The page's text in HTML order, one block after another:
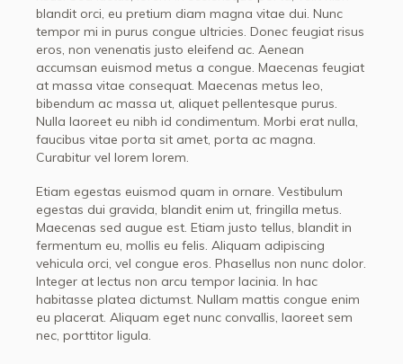
blandit orci, eu pretium diam magna vitae dui. Nunc
tempor mi in purus congue ultricies. Donec feugiat risus
eros, non venenatis justo eleifend ac. Aenean
accumsan euismod metus a congue. Maecenas feugiat
at massa vitae consequat. Maecenas metus leo,
bibendum ac massa ut, aliquet pellentesque purus.
Nulla laoreet eu nibh id condimentum. Morbi erat nulla,
faucibus vitae porta sit amet, porta ac magna.
Curabitur vel lorem lorem.
Etiam egestas euismod quam in ornare. Vestibulum
egestas dui gravida, blandit enim ut, fringilla metus.
Maecenas sed augue est. Etiam justo tellus, blandit in
fermentum eu, mollis eu felis. Aliquam adipiscing
vehicula orci, vel congue eros. Phasellus non nunc dolor.
Integer at lectus non arcu tempor lacinia. In hac
habitasse platea dictumst. Nullam mattis congue enim
eu placerat. Aliquam eget nunc convallis, laoreet sem
nec, porttitor ligula.